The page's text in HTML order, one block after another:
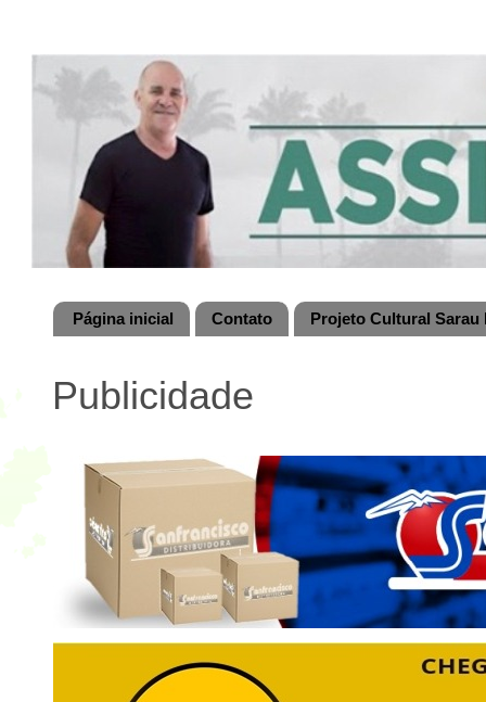
Página inicial Contato Projeto Cultural
Publicidade